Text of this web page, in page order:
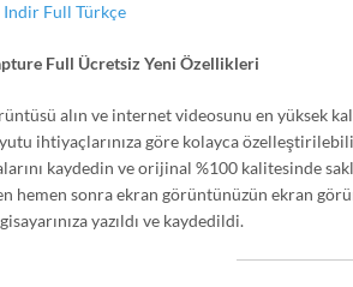
Indir Full Türkçe
Full Ücretsiz Yeni Özellikleri
alın ve internet videosunu en yüksek
ihtiyaçlarınıza göre kolayca
kaydedin ve orijinal %100 kalitesinde
hemen sonra ekran görüntünüzün ekran
yazıldı ve kaydedildi.